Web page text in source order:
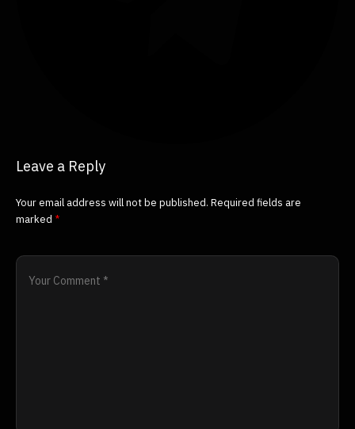
Leave a Reply
Your email address will not be published. Required fields are
marked *